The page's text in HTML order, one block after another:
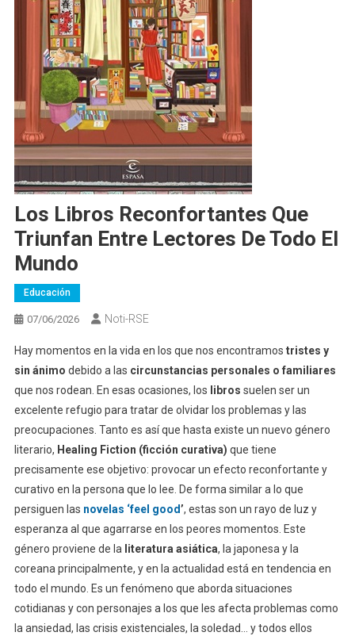
Los Libros Reconfortantes Que
Triunfan Entre Lectores De Todo El
Mundo
Educación
07/06/2026 Noti-RSE
Hay momentos en la vida en los que nos encontramos tristes y
sin ánimo debido a las circunstancias personales o familiares
que nos rodean. En esas ocasiones, los libros suelen ser un
excelente refugio para tratar de olvidar los problemas y las
preocupaciones. Tanto es así que hasta existe un nuevo género
literario, Healing Fiction (ficción curativa) que tiene
precisamente ese objetivo: provocar un efecto reconfortante y
curativo en la persona que lo lee. De forma similar a lo que
persiguen las novelas ‘feel good’, estas son un rayo de luz y
esperanza al que agarrarse en los peores momentos. Este
género proviene de la literatura asiática, la japonesa y la
coreana principalmente, y en la actualidad está en tendencia en
todo el mundo. Es un fenómeno que aborda situaciones
cotidianas y con personajes a los que les afecta problemas como
la ansiedad, las crisis existenciales, la soledad… y todos ellos